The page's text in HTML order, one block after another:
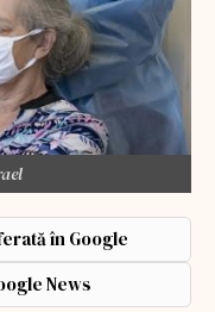
în Google
News